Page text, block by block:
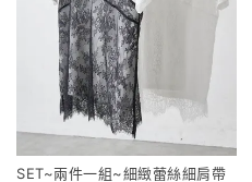
SET~兩件一組~細緻蕾絲細肩帶